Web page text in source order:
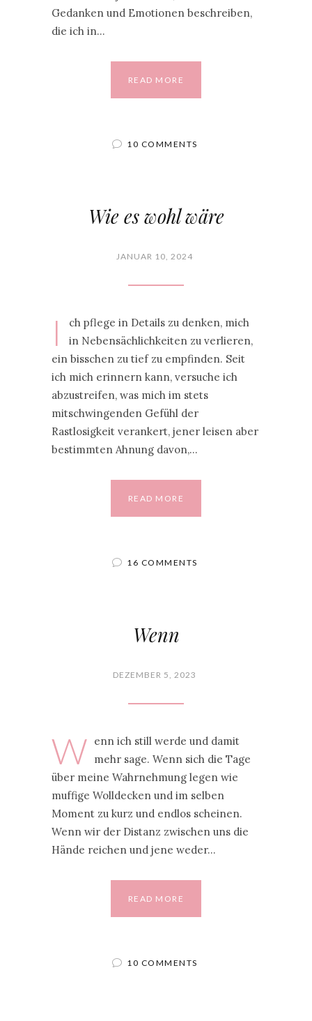
Gedanken und Emotionen beschreiben,
die ich in…
READ MORE
10 COMMENTS
Wie es wohl wäre
JANUAR 10, 2024
I
ch pflege in Details zu denken, mich
in Nebensächlichkeiten zu verlieren,
ein bisschen zu tief zu empfinden. Seit
ich mich erinnern kann, versuche ich
abzustreifen, was mich im stets
mitschwingenden Gefühl der
Rastlosigkeit verankert, jener leisen aber
bestimmten Ahnung davon,…
READ MORE
16 COMMENTS
Wenn
DEZEMBER 5, 2023
W enn ich still werde und damit
mehr sage. Wenn sich die Tage
über meine Wahrnehmung legen wie
muffige Wolldecken und im selben
Moment zu kurz und endlos scheinen.
Wenn wir der Distanz zwischen uns die
Hände reichen und jene weder…
READ MORE
10 COMMENTS